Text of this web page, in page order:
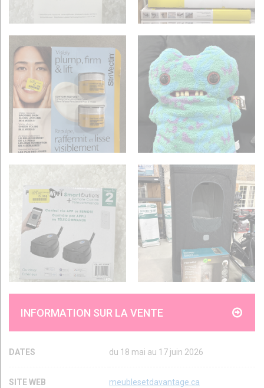
INFORMATION SUR LA VENTE
DATES du 18 mai au 17 juin 2026
SITE WEB meublesetdavantage.ca